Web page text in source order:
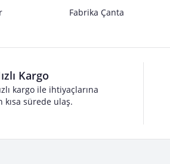
Fabrika Çanta
Kargo
kargo ile ihtiyaçlarına
kısa sürede ulaş.